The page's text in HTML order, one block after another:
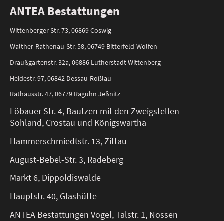
ANTEA Bestattungen
Wittenberger Str. 73, 06869 Coswig
Walther-Rathenau-Str. 58, 06749 Bitterfeld-Wolfen
Draußgartenstr. 32a, 06886 Lutherstadt Wittenberg
Heidestr. 97, 06842 Dessau-Roßlau
Rathausstr. 47, 06779 Raguhn Jeßnitz
Löbauer Str. 4, Bautzen mit den Zweigstellen
Sohland, Crostau und Königswartha
Hammerschmiedtstr. 13, Zittau
August-Bebel-Str. 3, Radeberg
Markt 6, Dippoldiswalde
Hauptstr. 40, Glashütte
ANTEA Bestattungen Vogel, Talstr. 1, Nossen